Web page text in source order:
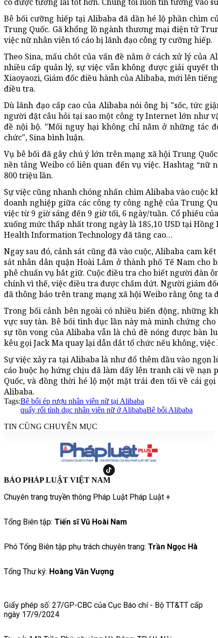
Bê bối cưỡng hiếp tại Alibaba đã dần hé lộ phần chìm
Trung Quốc. Gã khổng lồ ngành thương mại điện tử
việc nữ nhân viên tố cáo bị lãnh đạo công ty cưỡng hiếp.
Theo Sina, mấu chốt của vấn đề nằm ở cách xử lý của
nhiều cấp quản lý, sự việc vẫn không được giải quyết
Xiaoyaozi, Giám đốc điều hành của Alibaba, mới lên
điều tra.
Dù lãnh đạo cấp cao của Alibaba nói ông bị "sốc, tức
người đặt câu hỏi tại sao một công ty Internet lớn như
đề nội bộ. "Mối nguy hại không chỉ nằm ở những tác
chức", Sina bình luận.
Vụ bê bối đã gây chú ý lớn trên mạng xã hội Trung
nền tảng Weibo có liên quan đến vụ việc. Hashtag
800 triệu lần.
Sự việc cũng nhanh chóng nhấn chìm Alibaba vào cuộc
doanh nghiệp giữa các công ty công nghệ của Trung
việc từ 9 giờ sáng đến 9 giờ tối, 6 ngày/tuần. Cổ phiếu
xuống mức thấp nhất trong ngày là 185,10 USD tại
Health Information Technology đã tăng cao…
Ngay sau đó, cảnh sát cũng đã vào cuộc, Alibaba cam
sát nhân dân quận Hoài Lâm ở thành phố Tế Nam
phê chuẩn vụ bắt giữ. Cuộc điều tra cho biết người đàn
chính vì thế, việc điều tra được chấm dứt. Người giám
đã thông báo trên trang mạng xã hội Weibo rằng ông ta
Trong bối cảnh bên ngoài có nhiều biến động, những
vực suy tàn. Bê bối tình dục lần này mà minh chứng
sự tồn vong của Alibaba vẫn là chủ đề nóng được bàn
kêu gọi Jack Ma quay lại dẫn dắt tổ chức nếu không,
Sự việc xảy ra tại Alibaba là như đổ thêm dầu vào ngọn
cáo buộc họ hứng chịu đã làm dấy lên tranh cãi về
Quốc, và đồng thời hé lộ một mặt trái đen tối về cái
Alibaba.
Tags:Bê bối ép rượu nhân viên nữ tại Alibaba
quấy rối tình dục nhân viên nữ ở AlibabaBê bối Alibaba
TIN CÙNG CHUYÊN MỤC
BÁO PHÁP LUẬT VIỆT NAM
Chuyên trang truyền thông Pháp Luật Pháp Luật +
Tổng Biên tập: Tiến sĩ Vũ Hoài Nam
Phó Tổng Biên tập phụ trách chuyên trang: Trần Ngọc Hà
Tổng Thư ký: Hoàng Văn Vượng
Giấy phép số: 27/GP-CBC của Cục Báo chí - Bộ TT&TT cấp
ngày 17/9/2024